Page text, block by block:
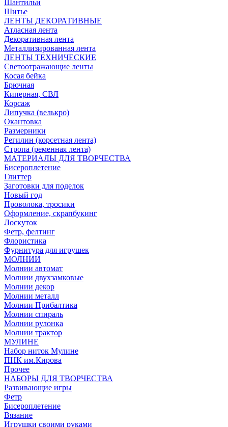
Шантильи
Шитье
ЛЕНТЫ ДЕКОРАТИВНЫЕ
Атласная лента
Декоративная лента
Металлизированная лента
ЛЕНТЫ ТЕХНИЧЕСКИЕ
Светоотражающие ленты
Косая бейка
Брючная
Киперная, СВЛ
Корсаж
Липучка (велькро)
Окантовка
Размерники
Регилин (корсетная лента)
Стропа (ременная лента)
МАТЕРИАЛЫ ДЛЯ ТВОРЧЕСТВА
Бисероплетение
Глиттер
Заготовки для поделок
Новый год
Проволока, тросики
Оформление, скрапбукинг
Лоскуток
Фетр, фелтинг
Флористика
Фурнитура для игрушек
МОЛНИИ
Молнии автомат
Молнии двухзамковые
Молнии декор
Молнии металл
Молнии Прибалтика
Молнии спираль
Молнии рулонка
Молнии трактор
МУЛИНЕ
Набор ниток Мулине
ПНК им.Кирова
Прочее
НАБОРЫ ДЛЯ ТВОРЧЕСТВА
Развивающие игры
Фетр
Бисероплетение
Вязание
Игрушки своими руками